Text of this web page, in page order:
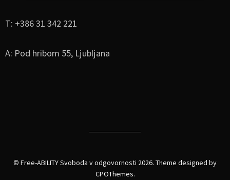
T: +386 31 342 221
A: Pod hribom 55, Ljubljana
© Free-ABILITY Svoboda v odgovornosti 2026. Theme designed by
CPOThemes.